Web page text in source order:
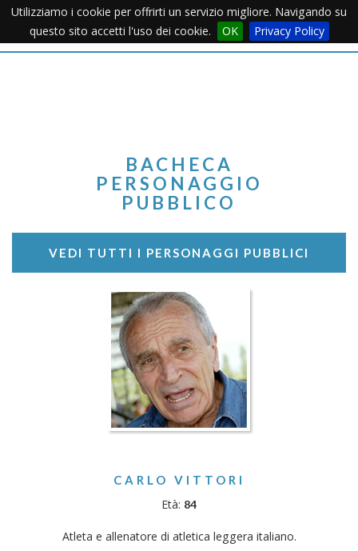
Utilizziamo i cookie per offrirti un servizio migliore. Navigando su
questo sito accetti l'uso dei cookie.
OK Privacy PolicyMenu
BACHECA
PERSONAGGIO
PUBBLICO
VEDI TUTTI I PERSONAGGI PUBBLICI
CARLO VITTORI
Età: 84
Atleta e allenatore di atletica leggera italiano.